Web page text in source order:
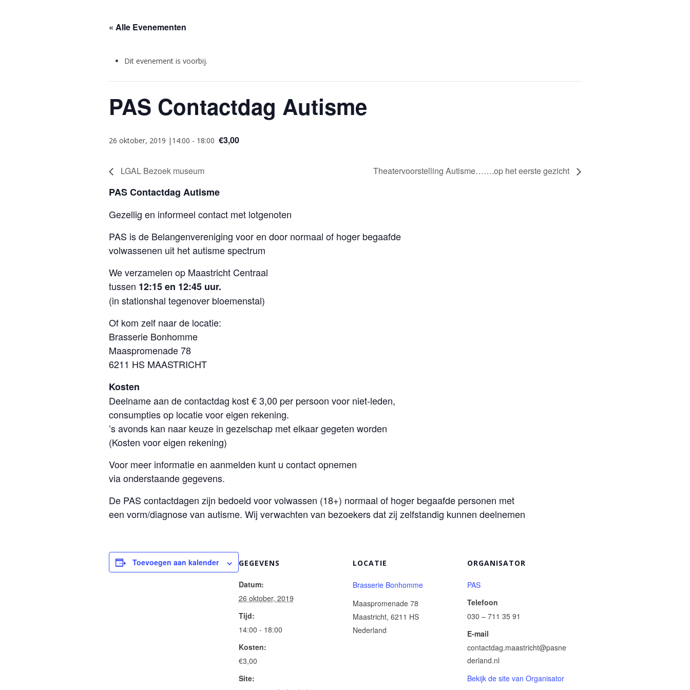
« Alle Evenementen
Dit evenement is voorbij.
PAS Contactdag Autisme
26 oktober, 2019 |14:00 - 18:00 €3,00
LGAL Bezoek museum Theatervoorstelling Autisme…….op het eerste gezicht
PAS Contactdag Autisme
Gezellig en informeel contact met lotgenoten
PAS is de Belangenvereniging voor en door normaal of hoger begaafde
volwassenen uit het autisme spectrum
We verzamelen op Maastricht Centraal
tussen 12:15 en 12:45 uur.
(in stationshal tegenover bloemenstal)
Of kom zelf naar de locatie:
Brasserie Bonhomme
Maaspromenade 78
6211 HS MAASTRICHT
Kosten
Deelname aan de contactdag kost € 3,00 per persoon voor niet-leden,
consumpties op locatie voor eigen rekening.
’s avonds kan naar keuze in gezelschap met elkaar gegeten worden
(Kosten voor eigen rekening)
Voor meer informatie en aanmelden kunt u contact opnemen
via onderstaande gegevens.
De PAS contactdagen zijn bedoeld voor volwassen (18+) normaal of hoger begaafde personen met
een vorm/diagnose van autisme. Wij verwachten van bezoekers dat zij zelfstandig kunnen deelnemen
Toevoegen aan kalender GEGEVENS
Datum:
26 oktober, 2019
Tijd:
14:00 - 18:00
Kosten:
€3,00
Site:
LOCATIE
Brasserie Bonhomme
Maaspromenade 78
Maastricht, 6211 HS
Nederland
ORGANISATOR
PAS
Telefoon
030 – 711 35 91
E-mail
contactdag.maastricht@pasne
derland.nl
Bekijk de site van Organisator